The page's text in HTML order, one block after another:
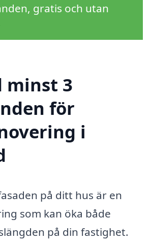
gratis och utan
minst 3
för
i
på ditt hus är en
som kan öka både
på din fastighet.